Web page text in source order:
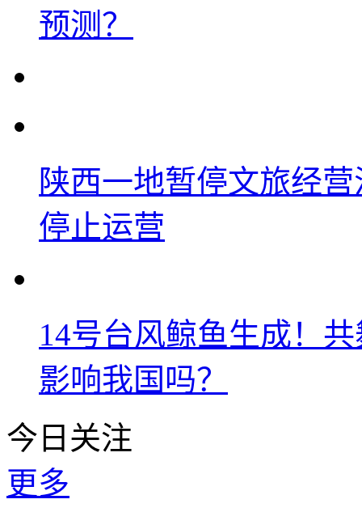
预测？
陕西一地暂停文旅经
停止运营
14号台风鲸鱼生成！
影响我国吗？
今日关注
更多